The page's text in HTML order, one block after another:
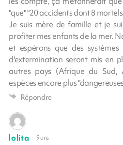
"que" "20 accidents dont 8
Je suis mère de famille et je
profiter mes enfants de la mer.
et espérons que des
d'extermination seront mis en
autres pays (Afrique du Sud,
espèces encore plus
Répondre
lolita 9 ans